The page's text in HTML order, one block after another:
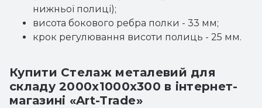
нижньої полиці);
висота бокового ребра полки - 33 мм;
крок регулювання висоти полиць - 25 мм.
Купити Стелаж металевий для
складу 2000x1000x300 в інтернет-
магазині «Art-Trade»